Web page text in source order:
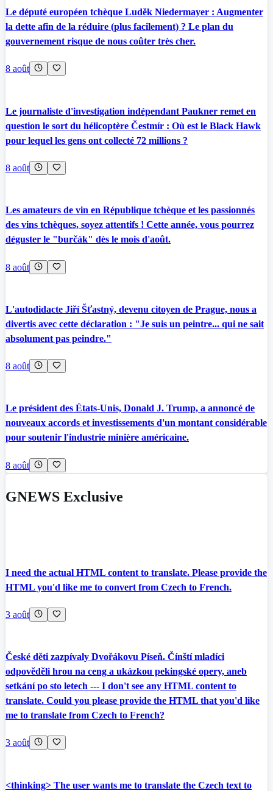
Le député européen tchèque Luděk Niedermayer : Augmenter
la dette afin de la réduire (plus facilement) ? Le plan du
gouvernement risque de nous coûter très cher.
8 août
Le journaliste d'investigation indépendant Paukner remet en
question le sort du hélicoptère Čestmír : Où est le Black Hawk
pour lequel les gens ont collecté 72 millions ?
8 août
Les amateurs de vin en République tchèque et les passionnés
des vins tchèques, soyez attentifs ! Cette année, vous pourrez
déguster le "burčák" dès le mois d'août.
8 août
L'autodidacte Jiří Šťastný, devenu citoyen de Prague, nous a
divertis avec cette déclaration : "Je suis un peintre... qui ne sait
absolument pas peindre."
8 août
Le président des États-Unis, Donald J. Trump, a annoncé de
nouveaux accords et investissements d'un montant considérable
pour soutenir l'industrie minière américaine.
8 août
GNEWS Exclusive
I need the actual HTML content to translate. Please provide the
HTML you'd like me to convert from Czech to French.
3 août
České děti zazpívaly Dvořákovu Píseň. Čínští mladíci
odpověděli hrou na ceng a ukázkou pekingské opery, aneb
setkání po sto letech --- I don't see any HTML content to
translate. Could you please provide the HTML that you'd like
me to translate from Czech to French?
3 août
<thinking> The user wants me to translate the Czech text to